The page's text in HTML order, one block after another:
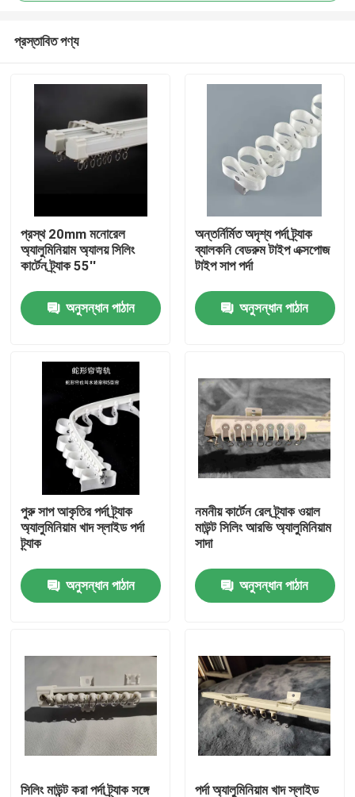
আমাদের সম্পর্কে
কারখানা ভ্রমণ
মান নিয়ন্ত্রণ
উদ্ধৃতির জন্য আবেদন
ব্যবহৃত ফ্যাশন পোশাক
প্রাথমিক শিশুদের পোশাক
প্রস্তাবিত পণ্য
প্রস্থ 20mm মনোরেল
অ্যালুমিনিয়াম অ্যালয় সিলিং
কার্টেন ট্র্যাক 55''
অনুসন্ধান পাঠান
অন্তর্নির্মিত অদৃশ্য পর্দা ট্র্যাক
ব্যালকনি বেডরুম টাইপ এক্সপোজ
টাইপ সাপ পর্দা
অনুসন্ধান পাঠান
পুরু সাপ আকৃতির পর্দা ট্র্যাক
অ্যালুমিনিয়াম খাদ স্লাইড পর্দা
ট্র্যাক
অনুসন্ধান পাঠান
নমনীয় কার্টেন রেল ট্র্যাক ওয়াল
মাউন্ট সিলিং আরভি অ্যালুমিনিয়াম
সাদা
অনুসন্ধান পাঠান
সিলিং মাউন্ট করা পর্দা ট্র্যাক সঙ্গে পর্দা অ্যালুমিনিয়াম খাদ স্লাইড